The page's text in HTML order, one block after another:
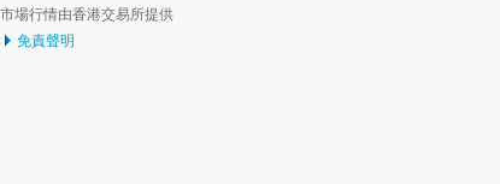
場行情由香港交易所提供
免責聲明